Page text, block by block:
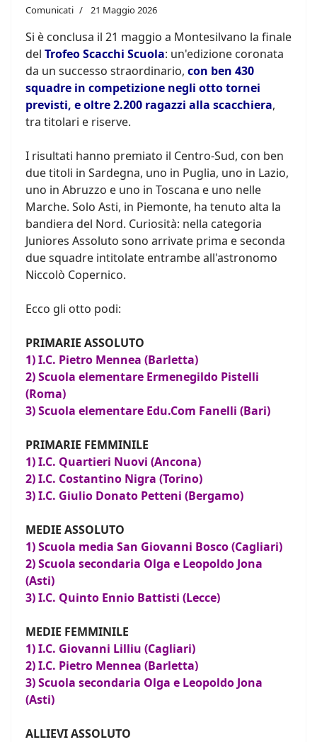
Comunicati 21 Maggio 2026
Si è conclusa il 21 maggio a Montesilvano la finale
del Trofeo Scacchi Scuola: un'edizione coronata
da un successo straordinario, con ben 430
squadre in competizione negli otto tornei
previsti, e oltre 2.200 ragazzi alla scacchiera,
tra titolari e riserve.
I risultati hanno premiato il Centro-Sud, con ben
due titoli in Sardegna, uno in Puglia, uno in Lazio,
uno in Abruzzo e uno in Toscana e uno nelle
Marche. Solo Asti, in Piemonte, ha tenuto alta la
bandiera del Nord. Curiosità: nella categoria
Juniores Assoluto sono arrivate prima e seconda
due squadre intitolate entrambe all'astronomo
Niccolò Copernico.
Ecco gli otto podi:
PRIMARIE ASSOLUTO
1) I.C. Pietro Mennea (Barletta)
2) Scuola elementare Ermenegildo Pistelli
(Roma)
3) Scuola elementare Edu.Com Fanelli (Bari)
PRIMARIE FEMMINILE
1) I.C. Quartieri Nuovi (Ancona)
2) I.C. Costantino Nigra (Torino)
3) I.C. Giulio Donato Petteni (Bergamo)
MEDIE ASSOLUTO
1) Scuola media San Giovanni Bosco (Cagliari)
2) Scuola secondaria Olga e Leopoldo Jona
(Asti)
3) I.C. Quinto Ennio Battisti (Lecce)
MEDIE FEMMINILE
1) I.C. Giovanni Lilliu (Cagliari)
2) I.C. Pietro Mennea (Barletta)
3) Scuola secondaria Olga e Leopoldo Jona
(Asti)
ALLIEVI ASSOLUTO